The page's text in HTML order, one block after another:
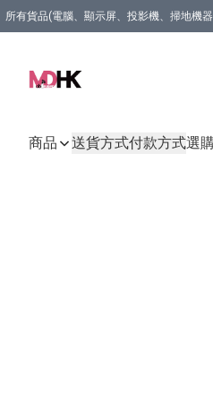
所有貨品(電腦、顯示屏、投影機、掃地機
商品 送貨方式付款方式選